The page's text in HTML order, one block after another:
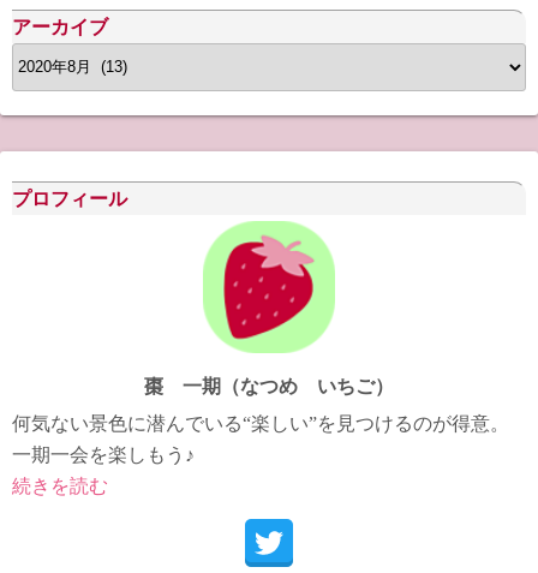
アーカイブ
ア
ー
カ
イ
ブ
プロフィール
棗 一期（なつめ いちご）
何気ない景色に潜んでいる“楽しい”を見つけるのが得意。
一期一会を楽しもう♪
続きを読む